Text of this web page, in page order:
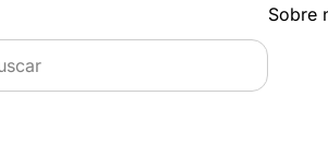
Sobre